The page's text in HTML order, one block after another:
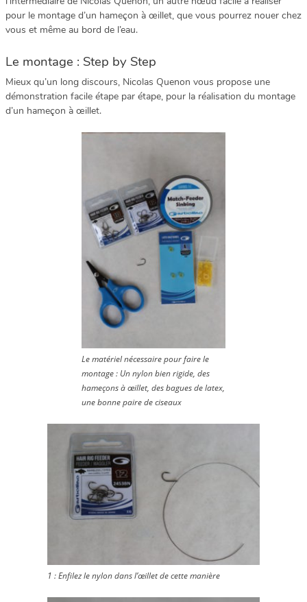
pour le montage d’un hameçon à œillet, que vous pourrez nouer chez
vous et même au bord de l’eau.
Le montage : Step by Step
Mieux qu’un long discours, Nicolas Quenon vous propose une
démonstration facile étape par étape, pour la réalisation du montage
d’un hameçon à œillet.
Le matériel nécessaire pour faire le
montage : Un nylon bien rigide, des
hameçons à œillet, des bagues de latex,
une bonne paire de ciseaux
1 : Enfilez le nylon dans l’œillet de cette manière